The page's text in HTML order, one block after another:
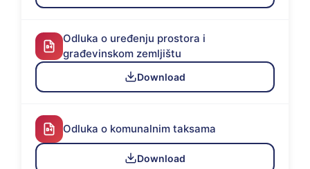
Odluka o uređenju prostora i
građevinskom zemljištu
Download
Odluka o komunalnim taksama
Download